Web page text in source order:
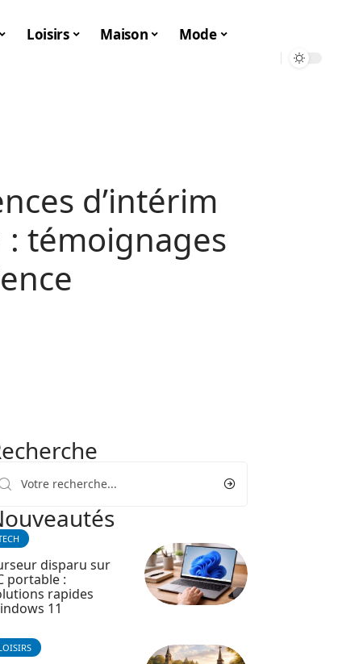
Loisirs Maison Mode
d’intérim
témoignages
disparu sur
portable :
rapides
11